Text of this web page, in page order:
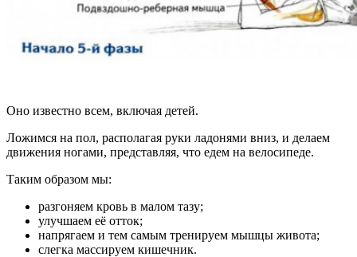
Оно известно всем, включая детей.
Ложимся на пол, располагая руки ладонями вниз, и делаем
движения ногами, представляя, что едем на велосипеде.
Таким образом мы:
разгоняем кровь в малом тазу;
улучшаем её отток;
напрягаем и тем самым тренируем мышцы живота;
слегка массируем кишечник.